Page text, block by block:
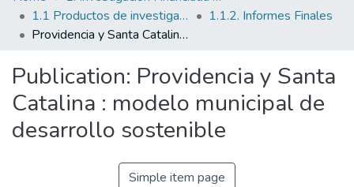
All of DSpace
1.1 Productos de investigación
1.1.2. Informes Finales
Providencia y Santa Catalina : modelo municipal de desarrollo sostenible
Publication: Providencia y Santa
Catalina : modelo municipal de
desarrollo sostenible
Simple item page